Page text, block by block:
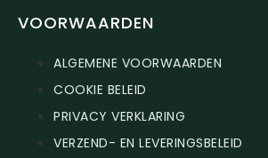
VOORWAARDEN
ALGEMENE VOORWAARDEN
COOKIE BELEID
PRIVACY VERKLARING
VERZEND- EN LEVERINGSBELEID